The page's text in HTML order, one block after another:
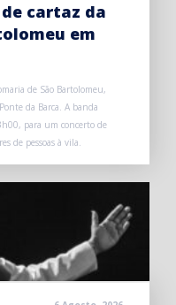
de cartaz da
em
de São Bartolomeu,
da Barca. A banda
para um concerto de
de pessoas à vila.